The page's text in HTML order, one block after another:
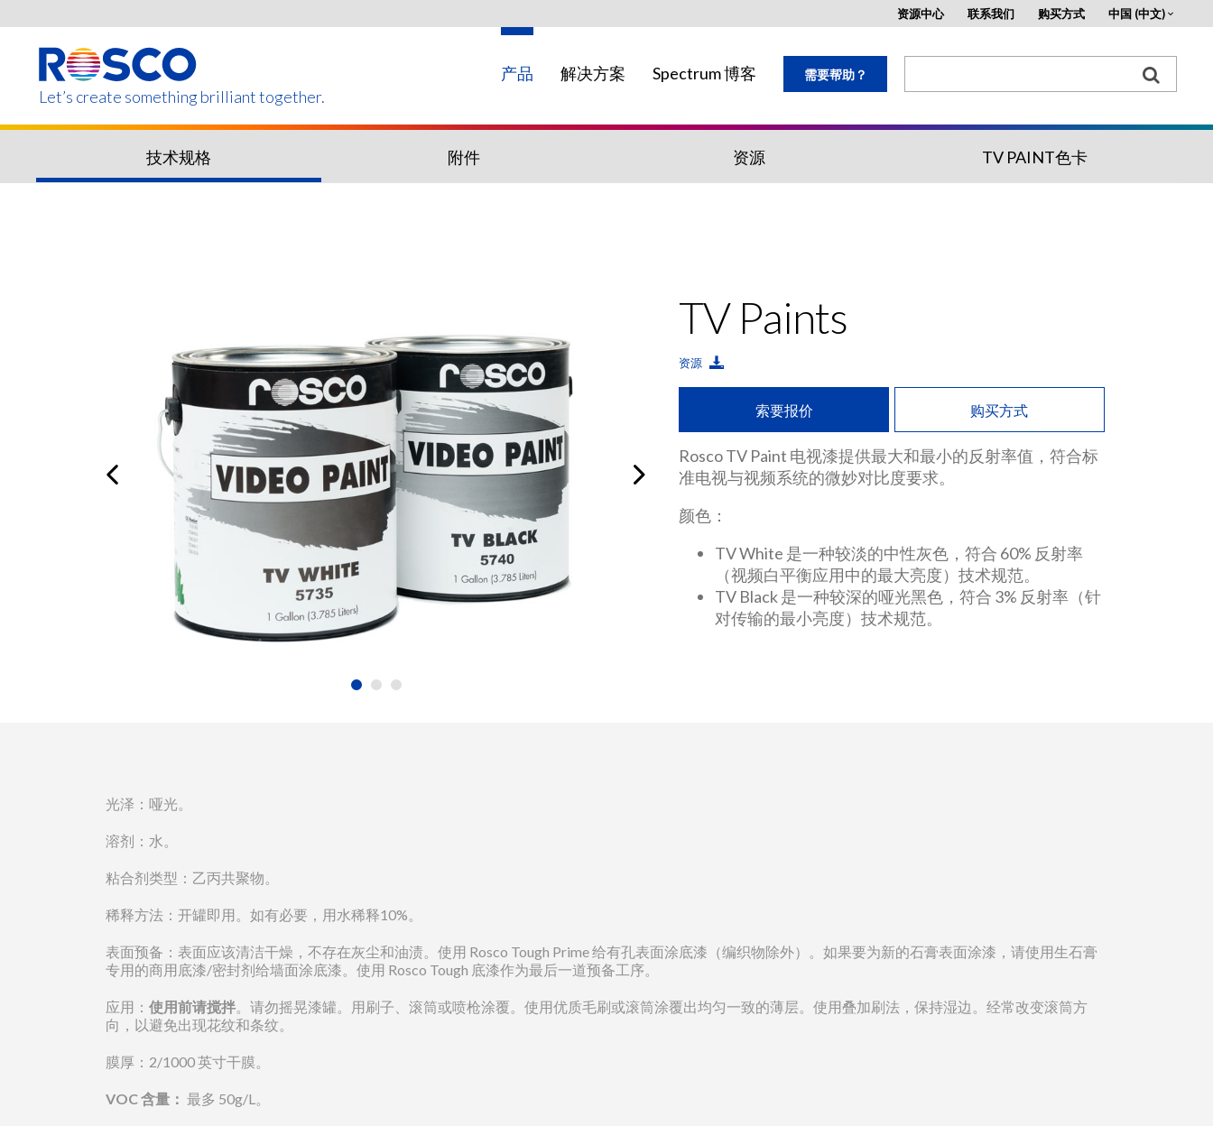
content
Let’s create something brilliant together.
产品 解决方案 Spectrum 博客 需要帮助？
资源中心 联系我们 购买方式 中国 (中文)
技术规格 附件 资源 TV PAINT色卡
TV Paints
资源
索要报价 购买方式
Rosco TV Paint 电视漆提供最大和最小的反射率值，符合标
准电视与视频系统的微妙对比度要求。
颜色：
TV White 是一种较淡的中性灰色，符合 60% 反射率
（视频白平衡应用中的最大亮度）技术规范。
TV Black 是一种较深的哑光黑色，符合 3% 反射率（针
对传输的最小亮度）技术规范。
光泽：哑光。
溶剂：水。
粘合剂类型：乙丙共聚物。
稀释方法：开罐即用。如有必要，用水稀释10%。
表面预备：表面应该清洁干燥，不存在灰尘和油渍。使用 Rosco Tough Prime 给有孔表面涂底漆（编织物除外）。如果要为新的石膏表面涂漆，请使用生石膏
专用的商用底漆/密封剂给墙面涂底漆。使用 Rosco Tough 底漆作为最后一道预备工序。
应用： 使用前请搅拌。请勿摇晃漆罐。用刷子、滚筒或喷枪涂覆。使用优质毛刷或滚筒涂覆出均匀一致的薄层。使用叠加刷法，保持湿边。经常改变滚筒方
向，以避免出现花纹和条纹。
膜厚：2/1000 英寸干膜。
VOC 含量： 最多 50g/L。